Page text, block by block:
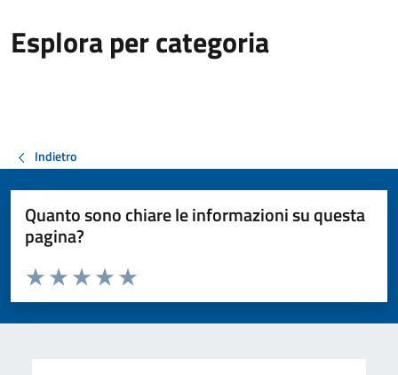
Esplora per categoria
Indietro
Quanto sono chiare le informazioni su questa
pagina?
Valuta da 1 a 5 stelle la pagina
Valuta 5 stelle su 5
Valuta 4 stelle su 5
Valuta 3 stelle su 5
Valuta 2 stelle su 5
Valuta 1 stelle su 5